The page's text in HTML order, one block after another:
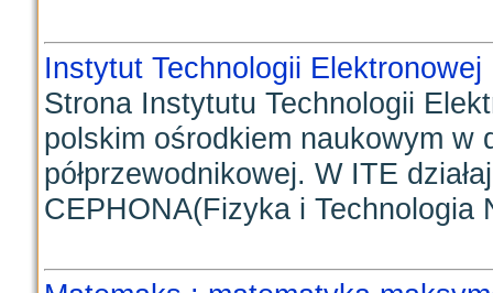
Instytut Technologii Elektronowej
Strona Instytutu Technologii
polskim ośrodkiem naukowym w
półprzewodnikowej. W ITE
CEPHONA(Fizyka i Technologia